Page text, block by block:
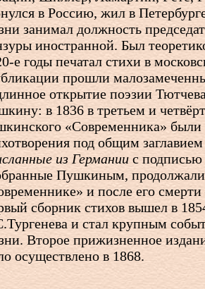
в Россию, жил в
занимал должность
иностранной. Был
е годы печатал стихи в
прошли
открытие поэзии
в 1836 в третьем и
«Современника» были
под общим
из Германии с
Пушкиным, продолжали
и после его
сборник стихов вышел в
и стал крупным
Второе прижизненное
осуществлено в 1868.